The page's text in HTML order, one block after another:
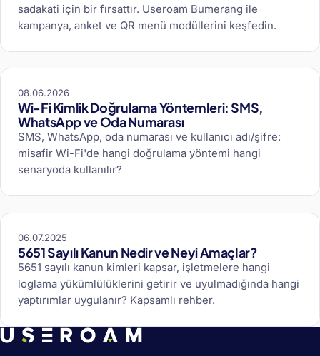
sadakati için bir fırsattır. Useroam Bumerang ile
kampanya, anket ve QR menü modüllerini keşfedin.
08.06.2026
Wi-Fi Kimlik Doğrulama Yöntemleri: SMS,
WhatsApp ve Oda Numarası
SMS, WhatsApp, oda numarası ve kullanıcı adı/şifre:
misafir Wi-Fi'de hangi doğrulama yöntemi hangi
senaryoda kullanılır?
06.07.2025
5651 Sayılı Kanun Nedir ve Neyi Amaçlar?
5651 sayılı kanun kimleri kapsar, işletmelere hangi
loglama yükümlülüklerini getirir ve uyulmadığında hangi
yaptırımlar uygulanır? Kapsamlı rehber.